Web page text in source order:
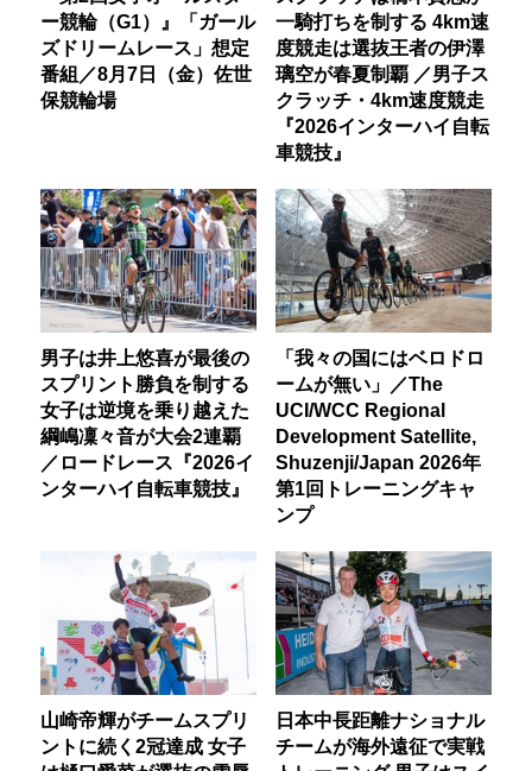
ー競輪（G1）』「ガール
ズドリームレース」想定
番組／8月7日（金）佐世
保競輪場
一騎打ちを制する 4km速
度競走は選抜王者の伊澤
璃空が春夏制覇 ／男子ス
クラッチ・4km速度競走
『2026インターハイ自転
車競技』
男子は井上悠喜が最後の
スプリント勝負を制する
女子は逆境を乗り越えた
綱嶋凜々音が大会2連覇
／ロードレース『2026イ
ンターハイ自転車競技』
「我々の国にはベロドロ
ームが無い」／The
UCI/WCC Regional
Development Satellite,
Shuzenji/Japan 2026年
第1回トレーニングキャ
ンプ
山崎帝輝がチームスプリ
ントに続く2冠達成 女子
日本中長距離ナショナル
チームが海外遠征で実戦